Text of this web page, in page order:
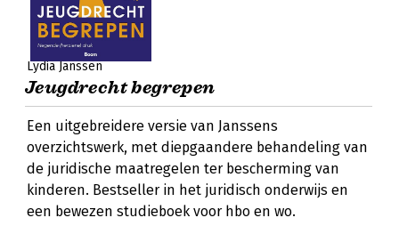
Lydia Janssen
Jeugdrecht begrepen
Een uitgebreidere versie van Janssens
overzichtswerk, met diepgaandere behandeling van
de juridische maatregelen ter bescherming van
kinderen. Bestseller in het juridisch onderwijs en
een bewezen studieboek voor hbo en wo.